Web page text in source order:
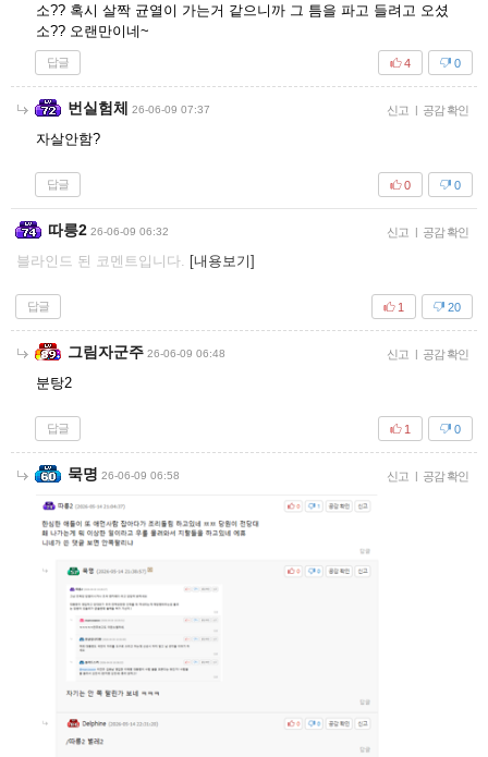
소?? 혹시 살짝 균열이 가는거 같으니까 그 틈을 파고 들려고 오셨
소?? 오랜만이네~
답글 0
4
번실험체 26-06-09 07:37 신고 | 공감 확인
자살안함?
답글 0
0
따릉2 26-06-09 06:32 신고 | 공감 확인
블라인드 된 코멘트입니다. [내용보기]
답글 20
1
그림자군주 26-06-09 06:48 신고 | 공감 확인
분탕2
답글 0
1
묵명 26-06-09 06:58 신고 | 공감 확인